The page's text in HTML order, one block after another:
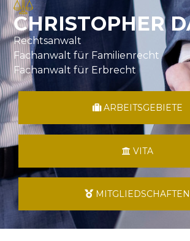
CHRISTOPHER
Rechtsanwalt
Fachanwalt für Familienrecht
Fachanwalt für Erbrecht
ARBEITSGEBIETE
VITA
MITGLIEDSCHAFTEN